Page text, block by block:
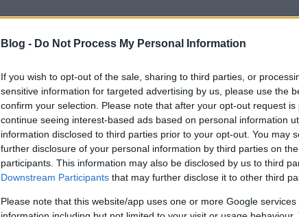
Blog - Do Not Process My Personal Information
If you wish to opt-out of the sale, sharing to third parties, or
sensitive information for targeted advertising by us, please use the
confirm your selection. Please note that after your opt-out request
continue seeing interest-based ads based on personal information
information disclosed to third parties prior to your opt-out. You may
further disclosure of your personal information by third parties on the
participants. This information may also be disclosed by us to third
Downstream Participants that may further disclose it to other third
Please note that this website/app uses one or more Google